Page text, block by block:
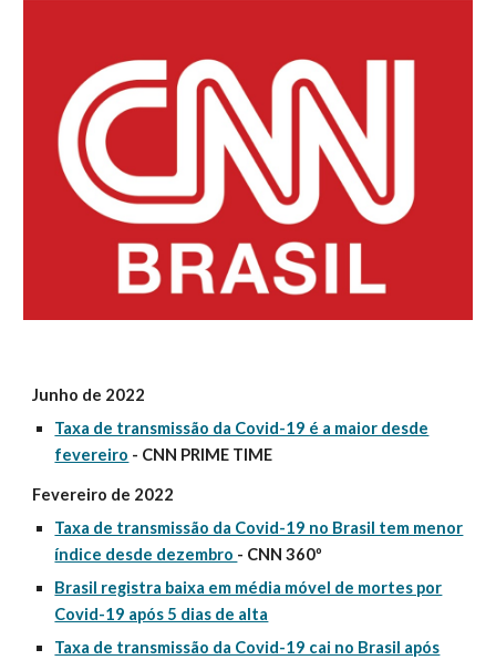
Junho de 2022
Taxa de transmissão da Covid-19 é a maior desde
fevereiro - CNN PRIME TIME
Fevereiro de 2022
Taxa de transmissão da Covid-19 no Brasil tem menor
índice desde dezembro - CNN 360º
Brasil registra baixa em média móvel de mortes por
Covid-19 após 5 dias de alta
Taxa de transmissão da Covid-19 cai no Brasil após